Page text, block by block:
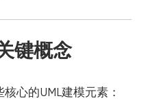
键概念
心的UML建模元素：